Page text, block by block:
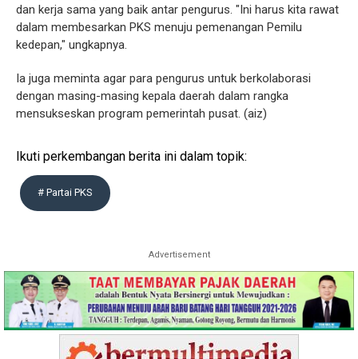
dan kerja sama yang baik antar pengurus. "Ini harus kita rawat
dalam membesarkan PKS menuju pemenangan Pemilu
kedepan," ungkapnya.
Ia juga meminta agar para pengurus untuk berkolaborasi
dengan masing-masing kepala daerah dalam rangka
mensukseskan program pemerintah pusat. (aiz)
Ikuti perkembangan berita ini dalam topik:
# Partai PKS
Advertisement